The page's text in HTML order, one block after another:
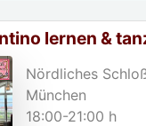
lernen &
Nördliches
München
18:00-21:00 h